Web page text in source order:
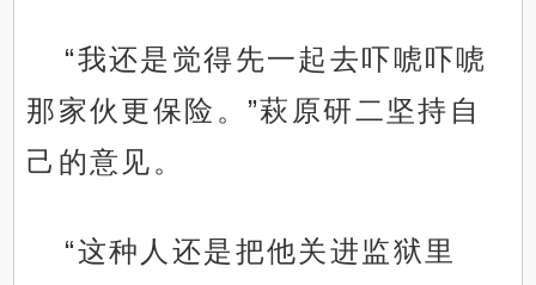
“我还是觉得先一起去吓唬吓唬
那家伙更保险。”萩原研二坚持自
己的意见。
“这种人还是把他关进监狱里